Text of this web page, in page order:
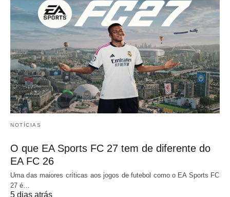
NOTÍCIAS
O que EA Sports FC 27 tem de diferente do
EA FC 26
Uma das maiores críticas aos jogos de futebol como o EA Sports FC
27 é…
5 dias atrás